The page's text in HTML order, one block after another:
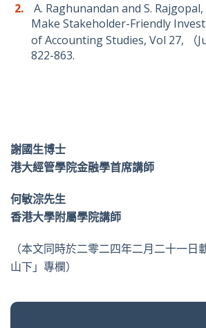
A. Raghunandan and S. Rajgopal,
Make Stakeholder-Friendly
of Accounting Studies, Vol 27, （
822-863.
謝國生博士
港大經管學院金融學首席講師
何敏淙先生
香港大學附屬學院講師
（本文同時於二零二四年二月二十一日
山下」專欄）